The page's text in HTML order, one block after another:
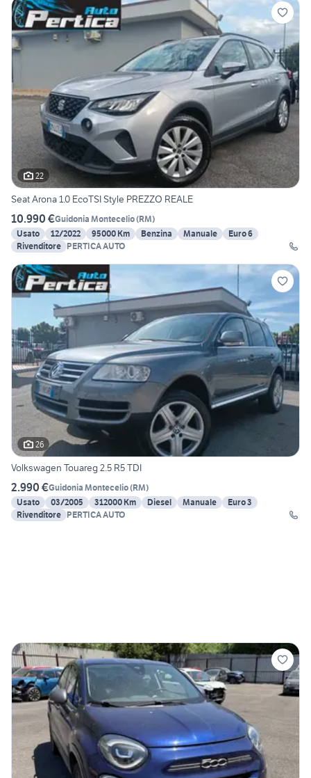
22
Seat Arona 1.0 EcoTSI Style PREZZO REALE
10.990 €Guidonia Montecelio(RM)
Usato
12/2022 95000 Km Benzina Manuale
Euro 6
Rivenditore PERTICA AUTO
26
Volkswagen Touareg 2.5 R5 TDI
2.990 €Guidonia Montecelio(RM)
Usato
03/2005 312000 Km Diesel Manuale
Euro 3
Rivenditore PERTICA AUTO